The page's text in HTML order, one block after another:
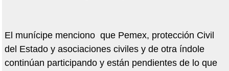
El munícipe menciono que Pemex, protección Civil
del Estado y asociaciones civiles y de otra índole
continúan participando y están pendientes de lo que